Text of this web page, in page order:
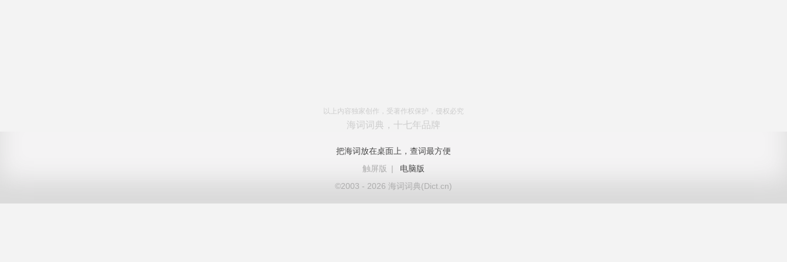
以上内容独家创作，受著作权保护，侵权必究
海词词典，十七年品牌
把海词放在桌面上，查词最方便
触屏版
|
电脑版
©2003 - 2026 海词词典(Dict.cn)